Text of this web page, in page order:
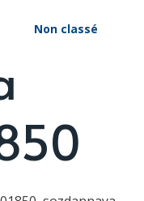
Non classé